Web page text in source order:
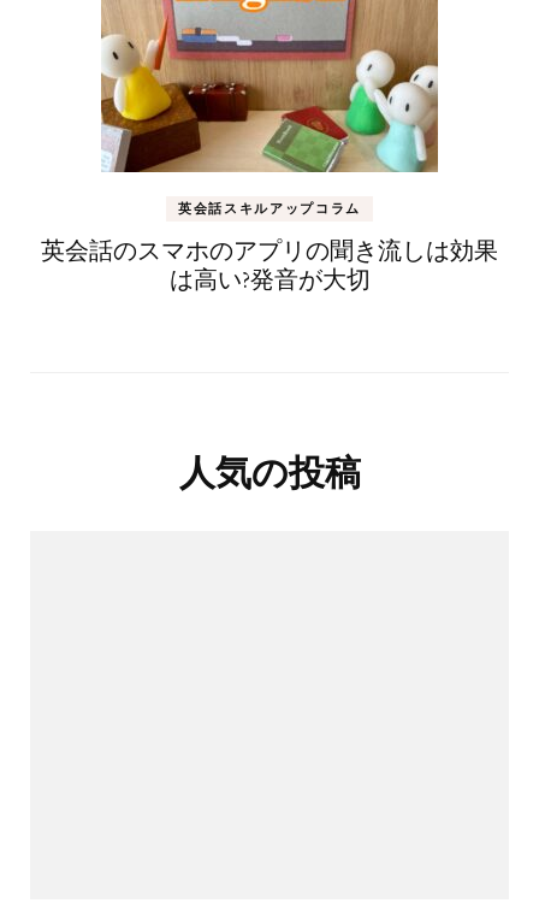
英会話スキルアップコラム
英会話のスマホのアプリの聞き流しは効果
は高い?発音が大切
人気の投稿